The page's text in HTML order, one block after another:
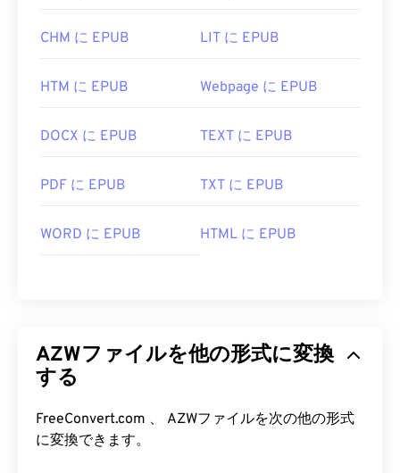
CHM に EPUB LIT に EPUB
HTM に EPUB Webpage に EPUB
DOCX に EPUB TEXT に EPUB
PDF に EPUB TXT に EPUB
WORD に EPUB HTML に EPUB
AZWファイルを他の形式に変換
する
FreeConvert.com 、 AZWファイルを次の他の形式
に変換できます。